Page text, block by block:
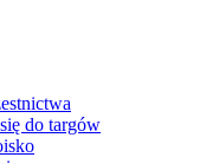
do targów